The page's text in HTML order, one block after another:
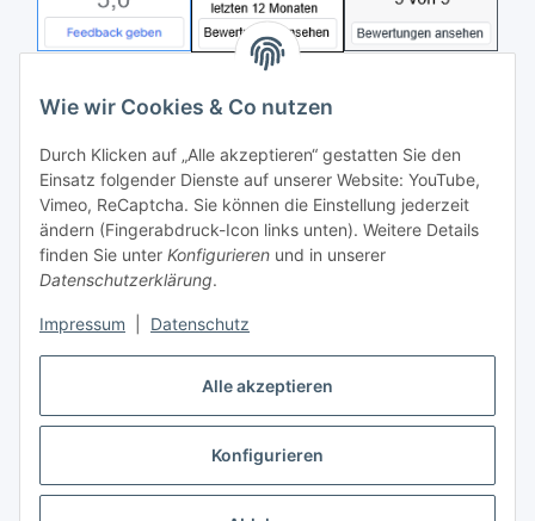
Alle akzeptieren
Konfigurieren
Wie wir Cookies & Co nutzen
Durch Klicken auf „Alle akzeptieren“ gestatten Sie den
Einsatz folgender Dienste auf unserer Website: YouTube,
Vimeo, ReCaptcha. Sie können die Einstellung jederzeit
ändern (Fingerabdruck-Icon links unten). Weitere Details
finden Sie unter Konfigurieren und in unserer
Datenschutzerklärung.
Impressum Datenschutz
Vertrag widerrufen